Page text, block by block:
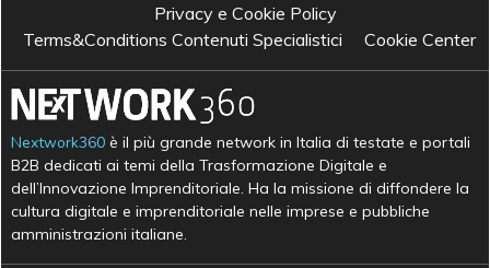
Privacy e Cookie Policy
Terms&Conditions Contenuti Specialistici
Cookie Center
Nextwork360 è il più grande network in Italia di testate e portali
B2B dedicati ai temi della Trasformazione Digitale e
dell’Innovazione Imprenditoriale. Ha la missione di diffondere la
cultura digitale e imprenditoriale nelle imprese e pubbliche
amministrazioni italiane.